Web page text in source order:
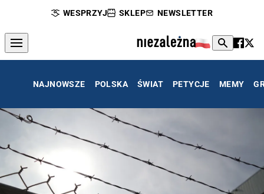
WESPRZYJ SKLEP NEWSLETTER
NAJNOWSZE POLSKA ŚWIAT PETYCJE MEMY